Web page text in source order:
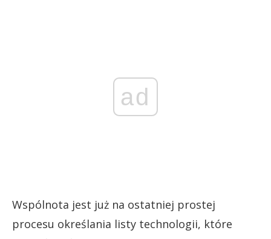
ad
Wspólnota jest już na ostatniej prostej
procesu określania listy technologii, które